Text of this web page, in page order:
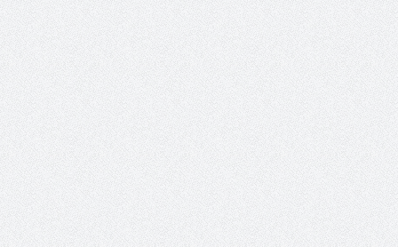
وزير حقوق الإنسان اليمني يؤكد أن
انعقاد ملتقى (الوطن